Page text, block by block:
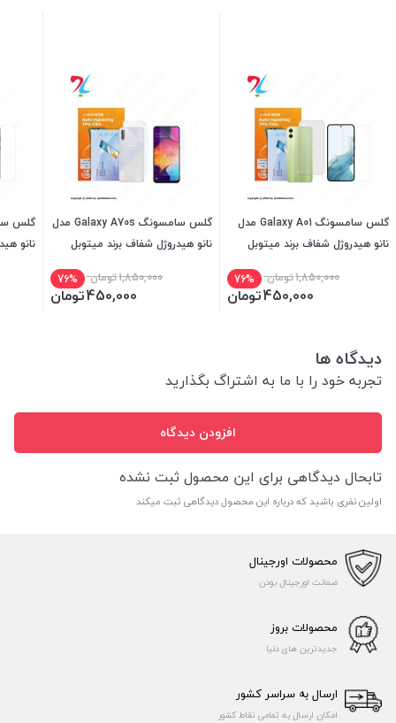
گلس سامسونگ Galaxy A01 مدل
نانو هیدروژل شفاف برند میتوبل
1,850,000تومان 76%
450,000تومان
گلس سامسونگ Galaxy A70s مدل
نانو هیدروژل شفاف برند میتوبل
1,850,000تومان 76%
450,000تومان
نانو
دیدگاه ها
تجربه خود را با ما به اشتراگ بگذارید
افزودن دیدگاه
تابحال دیدگاهی برای این محصول ثبت نشده
اولین نفری باشید که درباره این محصول دیدگاهی ثبت میکند
محصولات اورجینال
ضمانت اورجینال بودن
محصولات بروز
جدیدترین های دنیا
ارسال به سراسر کشور
امکان ارسال به تمامی نقاط کشور